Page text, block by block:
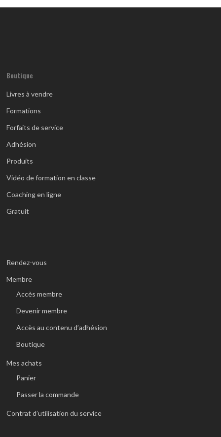
Boutique
Livres à vendre
Formations
Forfaits de service
Adhésion
Produits
Vidéo de formation en classe
Coaching en ligne
Gratuit
Rendez-vous
Membre
Accès membre
Devenir membre
Accès au contenu d’adhésion
Boutique
Mes achats
Panier
Passer la commande
Contrat d’utilisation du service